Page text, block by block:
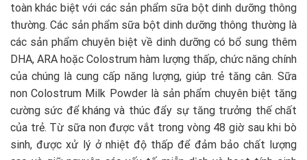
toàn khác biệt với các sản phẩm sữa bột dinh dưỡng thông
thường. Các sản phẩm sữa bột dinh dưỡng thông thường là
các sản phẩm chuyên biệt về dinh dưỡng có bổ sung thêm
DHA, ARA hoặc Colostrum hàm lượng thấp, chức năng chính
của chúng là cung cấp năng lượng, giúp trẻ tăng cân. Sữa
non Colostrum Milk Powder là sản phẩm chuyên biệt tăng
cường sức để kháng và thúc đẩy sự tăng trưởng thế chất
của trẻ. Từ sữa non được vắt trong vòng 48 giờ sau khi bò
sinh, được xử lý ở nhiệt độ thấp để đảm bảo chất lượng